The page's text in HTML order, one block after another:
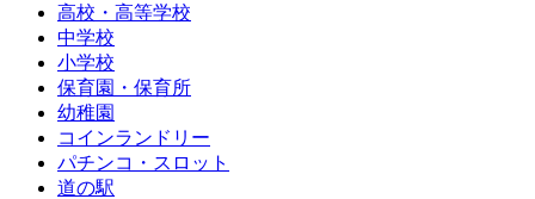
高校・高等学校
中学校
小学校
保育園・保育所
幼稚園
コインランドリー
パチンコ・スロット
道の駅